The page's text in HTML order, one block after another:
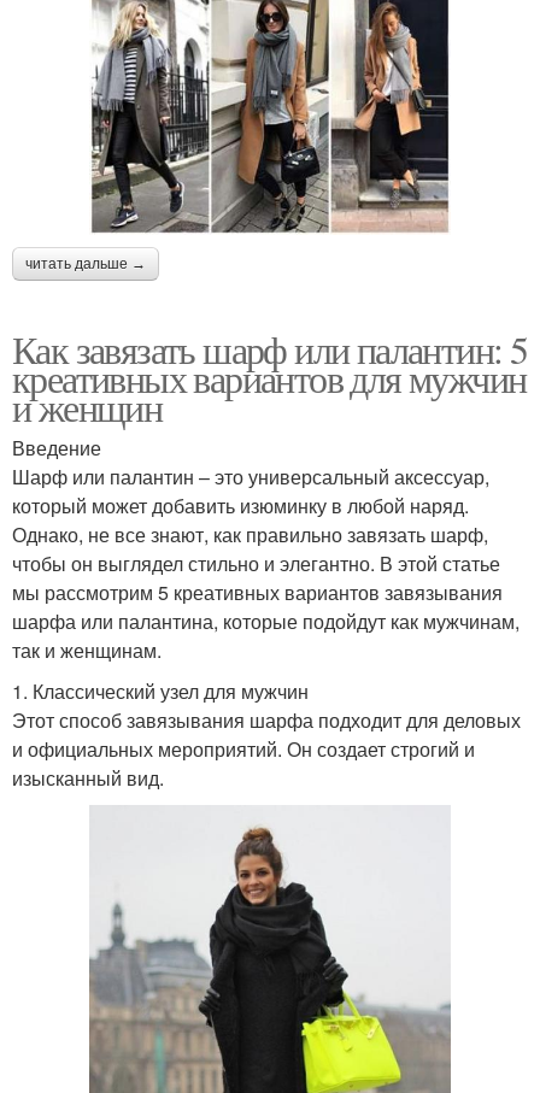
читать дальше →
Как завязать шарф или палантин: 5
креативных вариантов для мужчин
и женщин
Введение
Шарф или палантин – это универсальный аксессуар,
который может добавить изюминку в любой наряд.
Однако, не все знают, как правильно завязать шарф,
чтобы он выглядел стильно и элегантно. В этой статье
мы рассмотрим 5 креативных вариантов завязывания
шарфа или палантина, которые подойдут как мужчинам,
так и женщинам.
1. Классический узел для мужчин
Этот способ завязывания шарфа подходит для деловых
и официальных мероприятий. Он создает строгий и
изысканный вид.